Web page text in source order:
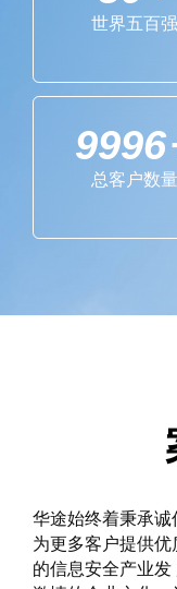
世界五百强
10000
总客户数量
华途始终着秉承诚
为更多客户提供
的信息安全产业发